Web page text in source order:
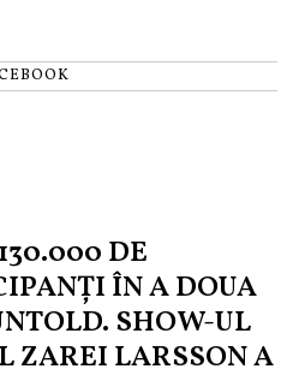
DE
ÎN A DOUA
SHOW-UL
ZAREI LARSSON A